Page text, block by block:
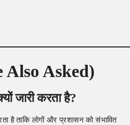
Also Asked)
जारी करता है?
है ताकि लोगों और प्रशासन को संभावित